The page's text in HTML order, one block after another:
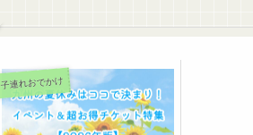
子連れおでかけ